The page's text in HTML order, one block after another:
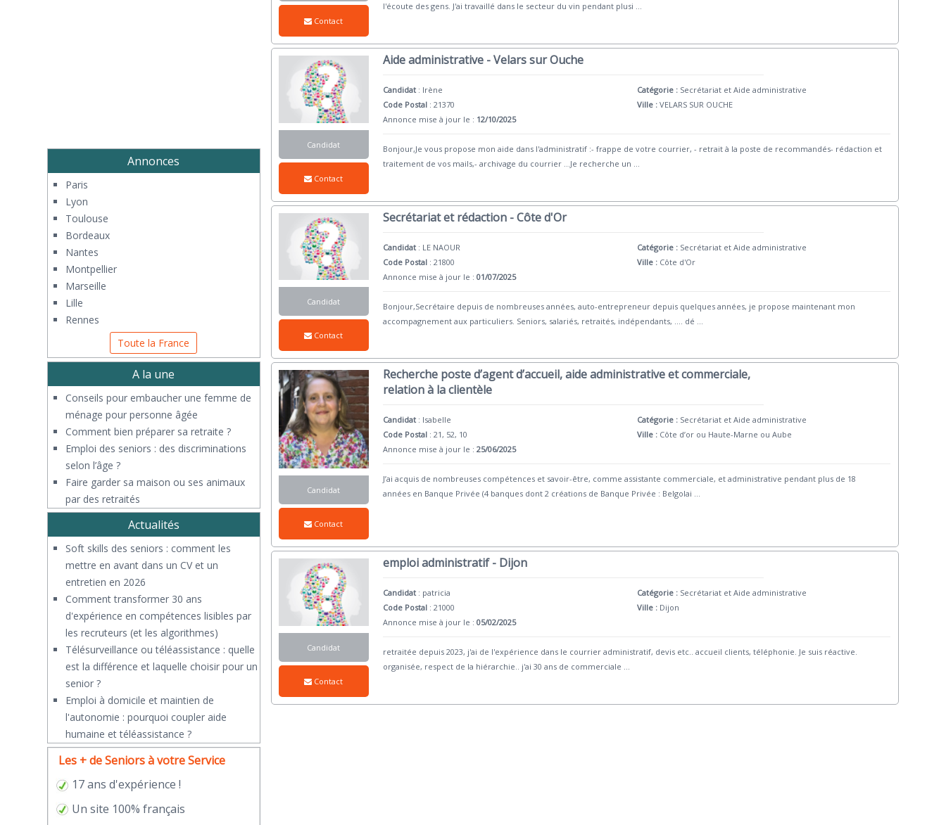
Contact
l'écoute des gens. J'ai travaillé dans le secteur du vin pendant plusi ...
Candidat
Contact
Aide administrative - Velars sur Ouche
Candidat : Irène
Code Postal : 21370
Annonce mise à jour le : 12/10/2025
Catégorie : Secrétariat et Aide administrative
Ville : VELARS SUR OUCHE
Bonjour,Je vous propose mon aide dans l'administratif :- frappe de votre courrier, - retrait à la poste de recommandés- rédaction et
traitement de vos mails,- archivage du courrier ...Je recherche un
Candidat
Contact
Secrétariat et rédaction - Côte d'Or
Candidat : LE NAOUR
Code Postal : 21800
Annonce mise à jour le :01/07/2025
Catégorie : Secrétariat et Aide administrative
Ville : Côte d'Or
Bonjour,Secrétaire depuis de nombreuses années, auto-entrepreneur depuis quelques années, je propose maintenant mon
accompagnement aux particuliers. Seniors, salariés, retraités, indépendants, .... dé
Candidat
Contact
Recherche poste d’agent d’accueil, aide administrative et commerciale,
relation à la clientèle
Candidat : Isabelle
Code Postal : 21, 52, 10
Annonce mise à jour le :25/06/2025
Catégorie : Secrétariat et Aide administrative
Ville : Côte d’or ou Haute-Marne ou Aube
J’ai acquis de nombreuses compétences et savoir-être, comme assistante commerciale, et administrative pendant plus de 18
années en Banque Privée (4 banques dont 2 créations de Banque Privée : Belgolai ...
Candidat
Contact
emploi administratif - Dijon
Candidat : patricia
Code Postal : 21000
Annonce mise à jour le :05/02/2025
Catégorie : Secrétariat et Aide administrative
Ville : Dijon
retraitée depuis 2023, j'ai de l'expérience dans le courrier administratif, devis etc.. accueil clients, téléphonie. Je suis réactive.
organisée, respect de la hiérarchie.. j'ai 30 ans de commerciale
Annonces
Paris
Lyon
Toulouse
Bordeaux
Nantes
Montpellier
Marseille
Lille
Rennes
Toute la France
A la une
Conseils pour embaucher une femme de
ménage pour personne âgée
Comment bien préparer sa retraite ?
Emploi des seniors : des discriminations
selon l’âge ?
Faire garder sa maison ou ses animaux
par des retraités
Actualités
Soft skills des seniors : comment les
mettre en avant dans un CV et un
entretien en 2026
Comment transformer 30 ans
d'expérience en compétences lisibles par
les recruteurs (et les algorithmes)
Télésurveillance ou téléassistance : quelle
est la différence et laquelle choisir pour un
senior ?
​Emploi à domicile et maintien de
l'autonomie : pourquoi coupler aide
humaine et téléassistance ?
Les + de Seniors à votre Service
17 ans d'expérience !
Un site 100% français